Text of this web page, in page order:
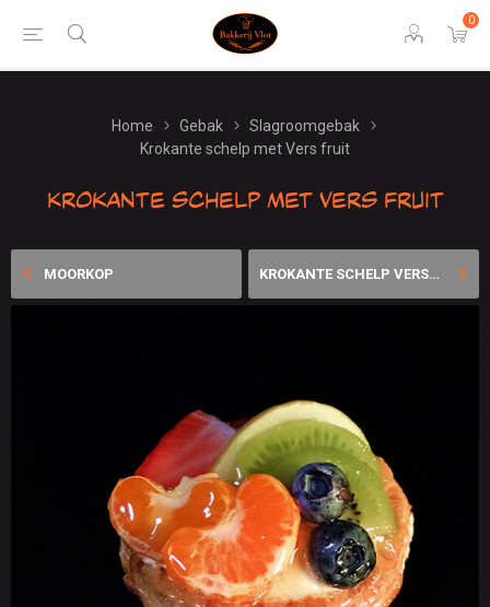
0
Home Gebak
Slagroomgebak
Krokante schelp met Vers fruit
Krokante schelp met Vers fruit
MOORKOP KROKANTE SCHELP VERSE AARDB...